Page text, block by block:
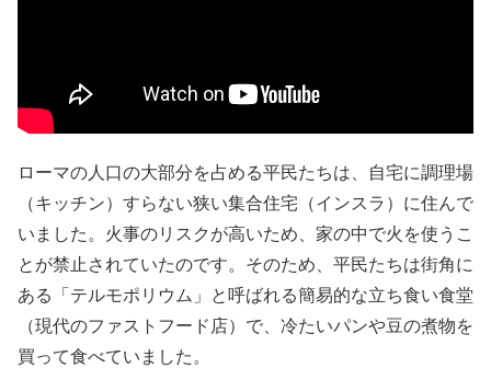
ローマの人口の大部分を占める平民たちは、自宅に調理場
（キッチン）すらない狭い集合住宅（インスラ）に住んで
いました。火事のリスクが高いため、家の中で火を使うこ
とが禁止されていたのです。そのため、平民たちは街角に
ある「テルモポリウム」と呼ばれる簡易的な立ち食い食堂
（現代のファストフード店）で、冷たいパンや豆の煮物を
買って食べていました。